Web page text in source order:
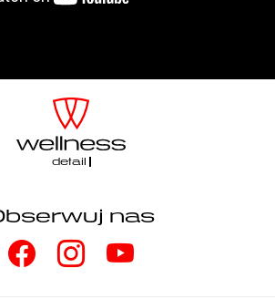
detaili
nas